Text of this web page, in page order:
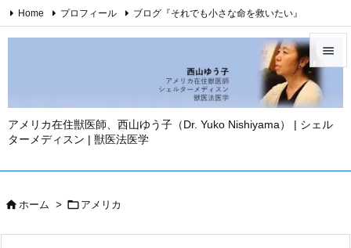
アメリカ在住獣医師、西山ゆう子（Dr. Yuko Nishiyama） | シェル
ターメディスン | 獣医法医学



Home プロフィール ブログ『それでも小さな命を救いたい』
西山ゆう子・YouTubeチャンネル 西山ゆう子・刊行著書
Facebook Instagram
ホーム >  アメリカ